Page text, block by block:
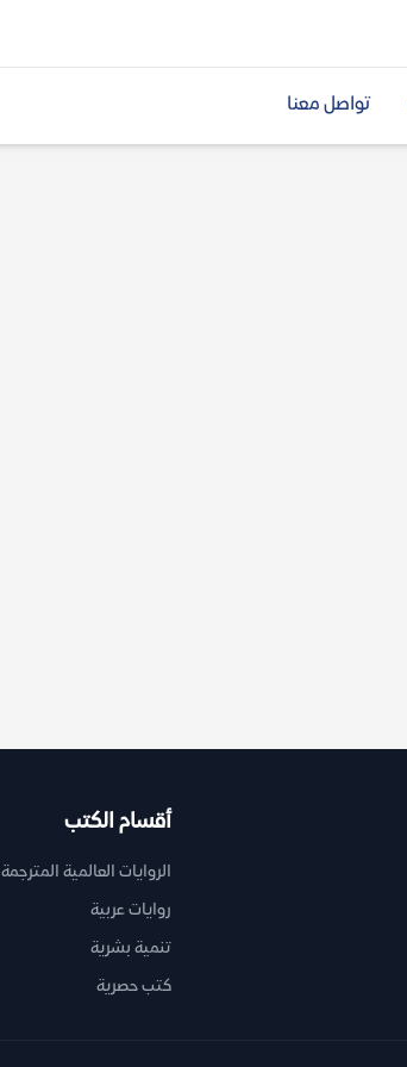
تواصل معنا
أقسام الكتب
الروايات العالمية المترجمة
روايات عربية
تنمية بشرية
كتب حصرية